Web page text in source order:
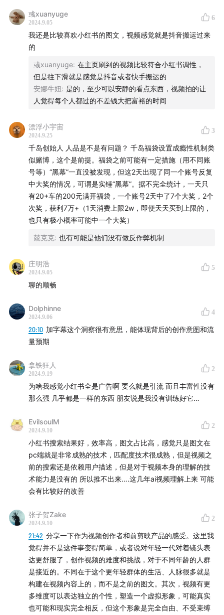
本节目聊豆瓣的两期播客
2、本节目第51期： 豆瓣社区复盘：小组、达络和阿尔法
城ft.吃喝玩乐在北京
【关于「乱翻书」】
「乱翻书」是一档关注商业、科技和互联网的圆桌对话节
目。关心How和Why，以及少有人注意到的What。内容
主要方向是科技考古、行业观察和前沿思考，研究公司的
兴衰循环，希望能够为你带来信息增量。
「乱翻书」主理人是潘乱，代表作品有《腾讯没有梦
想》、字节跳动/快手早期关键节点的系列特写。
【关于主播】
即刻/视频号/B站/抖音：潘乱
公众号/播客：乱翻书
彧xuanyuge
2024.9.05
6
我还是比较喜欢小红书的图文，视频感觉就是抖音搬运过来
的
彧xuanyuge: 在主页刷到的视频比较符合小红书调性，
但是往下滑就是感觉是抖音或者快手搬运的
安娜牛妞: 是的，至少可以安静的看点东西，视频拍的让
人觉得每个人都过的不差钱大把富裕的时间
漂浮小宇宙
2024.9.25
3
千岛创始人 人品是不是有问题？ 千岛福袋设置成瘾性机制类
似赌博，这个是前提。福袋之前可能有一定措施（用不同账
号等）“黑幕”一直没被发现，但这2天出现了同一个账号反复
中大奖的情况，可谓是实锤“黑幕”。据不完全统计，一天只
有20+车的200元满开福袋，一个账号2天中了7个大奖，2个
次奖，获利7万+（1天消费上限2w，即便天天买到上限的，
也只有极小概率可能中一个大奖）
兢克克: 也有可能是他们没有做反作弊机制
庄明浩
2024.9.05
5
聊的顺畅
Dolphinne
2024.9.06
4
20:10 加字幕这个洞察很有意思，能体现背后的创作意图和流
量预期
拿铁狂人
2024.9.19
2
为啥我感觉小红书全是广告啊 要么就是引流 而且丰富性没有
那么强 几乎都是一样的东西 朋友说是我没有训练好它…
EvilsoulM
2024.9.10
2
小红书搜索结果好，效率高，图文占比高，感觉只是图文在
pc端就是非常成熟的技术，匹配度技术很成熟，但是视频之
前的搜索还是依赖用户描述，但是对于视频本身的理解的技
术能力是没有的 所以推不出来….这几年ai视频理解上来 可能
会有比较好的改善
张子贺Zake
2024.9.10
2
21:42 分享一下作为视频创作者和前剪映产品的感受。这里我
觉得并不是这件事变得简单，或者说对年轻一代对着镜头表
达更舒服了，创作视频的难度和挑战，对于不同年龄的人群
是接近的。不同在于这个更年轻群体的生活、人脉很多就是
构建在视频内容上的，而不是之前的图文。其次，视频有更
多维度可以表达独立的个性，塑造一个虚拟形象，可能真实
也可能和现实完全相反，但这个形象是完全自由、不受束缚